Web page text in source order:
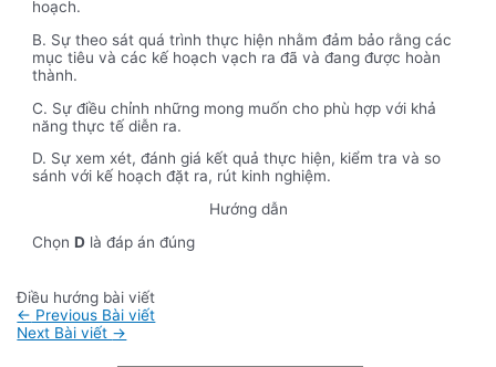
hoạch.
B. Sự theo sát quá trình thực hiện nhằm đảm bảo rằng các
mục tiêu và các kế hoạch vạch ra đã và đang được hoàn
thành.
C. Sự điều chỉnh những mong muốn cho phù hợp với khả
năng thực tế diễn ra.
D. Sự xem xét, đánh giá kết quả thực hiện, kiểm tra và so
sánh với kế hoạch đặt ra, rút kinh nghiệm.
Hướng dẫn
ChọnD là đáp án đúng
Điều hướng bài viết
← Previous Bài viết
Next Bài viết →